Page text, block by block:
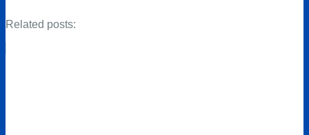
Related posts: